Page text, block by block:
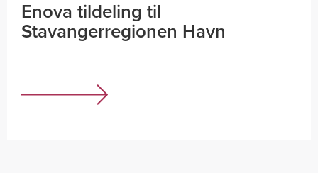
Enova tildeling til
Stavangerregionen Havn